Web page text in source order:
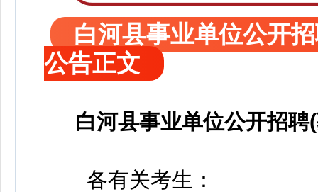
白河县事业单位公开
公告正文
白河县事业单位公开招
各有关考生：